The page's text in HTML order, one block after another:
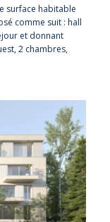
surface habitable
comme suit : hall
et donnant
2 chambres,